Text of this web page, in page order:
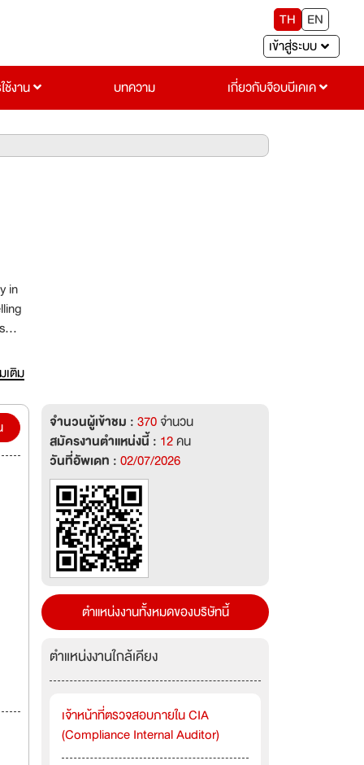
TH
EN
เข้าสู่ระบบ
ช้งาน
บทความ เกี่ยวกับจ๊อบบีเคเค
in
เติม
จำนวนผู้เข้าชม :370จำนวน
สมัครงานตำแหน่งนี้ : 12คน
วันที่อัพเดท :02/07/2026
ตำแหน่งงานทั้งหมดของบริษัทนี้
ตำแหน่งงานใกล้เคียง
เจ้าหน้าที่ตรวจสอบภายใน CIA
(Compliance Internal Auditor)